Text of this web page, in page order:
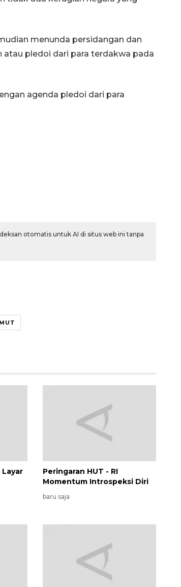
menunda persidangan dan
pledoi dari para terdakwa pada
agenda pledoi dari para
otomatis untuk AI di situs web ini tanpa
Layar
Peringaran HUT - RI
Momentum Introspeksi Diri
baru saja